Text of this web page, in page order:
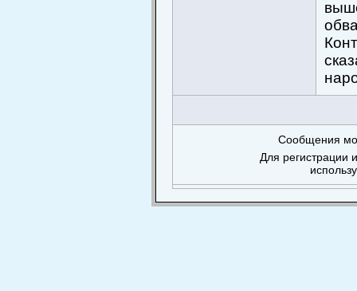
Сообщения
Для регистрации